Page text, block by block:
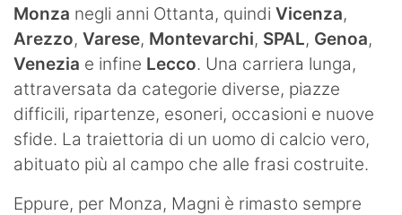
Monza negli anni Ottanta, quindi Vicenza,
Arezzo, Varese, Montevarchi, SPAL, Genoa,
Venezia e infine Lecco. Una carriera lunga,
attraversata da categorie diverse, piazze
difficili, ripartenze, esoneri, occasioni e nuove
sfide. La traiettoria di un uomo di calcio vero,
abituato più al campo che alle frasi costruite.
Eppure, per Monza, Magni è rimasto sempre